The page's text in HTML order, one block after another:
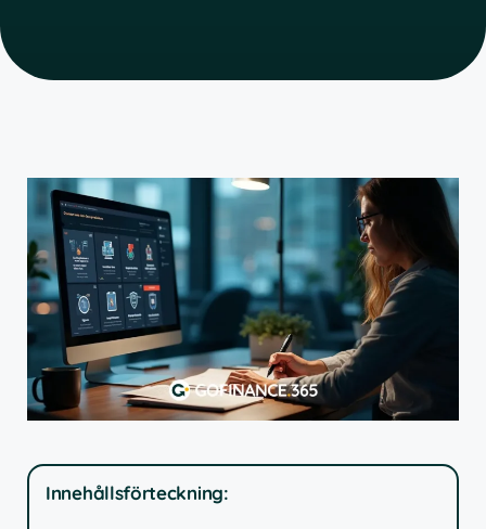
Innehållsförteckning: